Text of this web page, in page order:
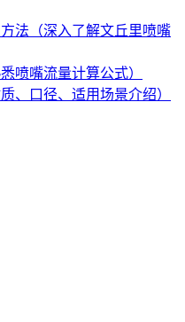
法（深入了解文丘里喷嘴
喷嘴流量计算公式）
、口径、适用场景介绍）